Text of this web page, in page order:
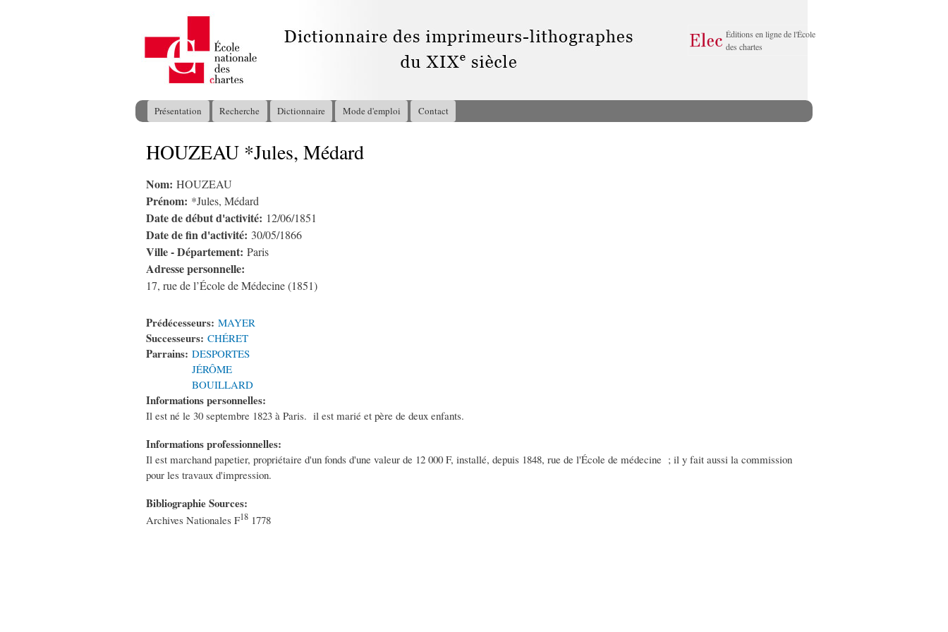
principal
Éditions en ligne de l'École
des chartes
Menu principal
Présentation Recherche Dictionnaire Mode d'emploi Contact
Vous êtes ici
HOUZEAU *Jules, Médard
Nom: HOUZEAU
Prénom: *Jules, Médard
Date de début d'activité: 12/06/1851
Date de fin d'activité: 30/05/1866
Ville - Département: Paris
Adresse personnelle:
17, rue de l’École de Médecine (1851)
Prédécesseurs: MAYER
Successeurs: CHÉRET
Parrains: DESPORTES
JÉRÔME
BOUILLARD
Informations personnelles:
Il est né le 30 septembre 1823 à Paris. il est marié et père de deux enfants.
Informations professionnelles:
Il est marchand papetier, propriétaire d'un fonds d'une valeur de 12 000 F, installé, depuis 1848, rue de l'École de médecine ; il y fait aussi la commission
pour les travaux d'impression.
Bibliographie Sources:
Archives Nationales F18 1778